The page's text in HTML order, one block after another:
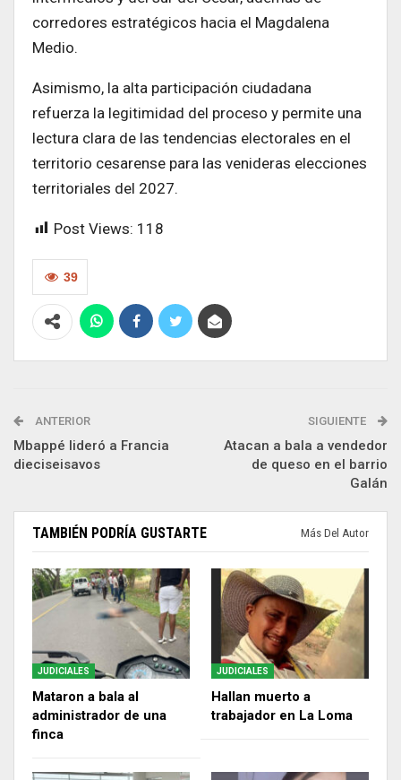
corredores estratégicos hacia el Magdalena
Medio.
Asimismo, la alta participación ciudadana
refuerza la legitimidad del proceso y permite una
lectura clara de las tendencias electorales en el
territorio cesarense para las venideras elecciones
territoriales del 2027.
Post Views: 118
39
ANTERIOR
Mbappé lideró a Francia
dieciseisavos
SIGUIENTE
Atacan a bala a vendedor
de queso en el barrio
Galán
TAMBIÉN PODRÍA GUSTARTE Más Del Autor
JUDICIALES
Mataron a bala al
administrador de una
finca
JUDICIALES
Hallan muerto a
trabajador en La Loma